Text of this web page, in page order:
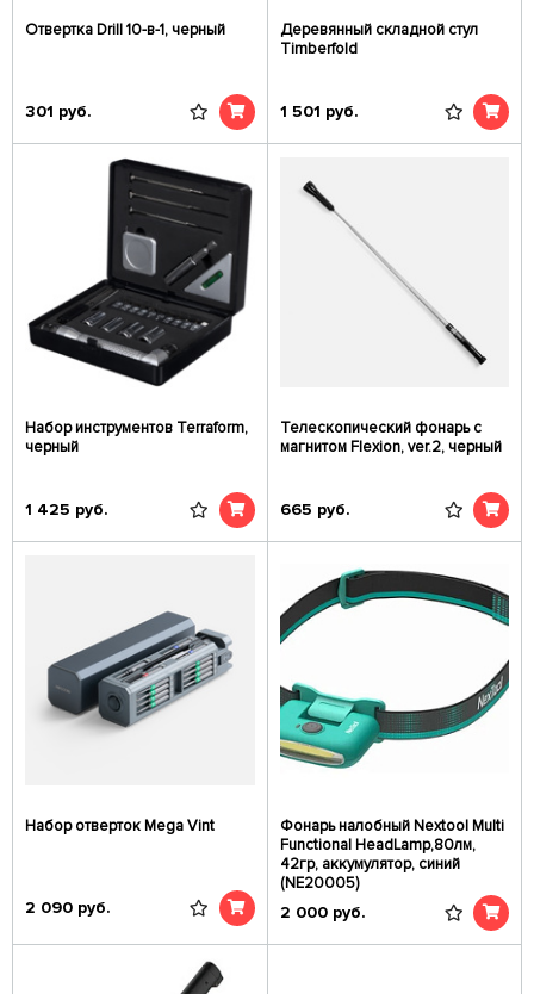
Отвертка Drill 10-в-1, черный
301 руб.
Деревянный складной стул
Timberfold
1 501 руб.
Набор инструментов Terraform,
черный
1 425 руб.
Телескопический фонарь с
магнитом Flexion, ver.2, черный
665 руб.
Набор отверток Mega Vint
2 090 руб.
Фонарь налобный Nextool Multi
Functional HeadLamp,80лм,
42гр, аккумулятор, синий
(NE20005)
2 000 руб.